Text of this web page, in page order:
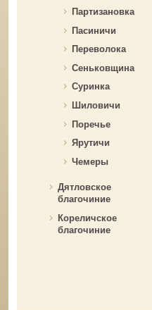
Партизановка
Пасиничи
Переволока
Сеньковщина
Суринка
Шиловичи
Поречье
Ярутичи
Чемеры
Дятловское
благочиние
Кореличское
благочиние